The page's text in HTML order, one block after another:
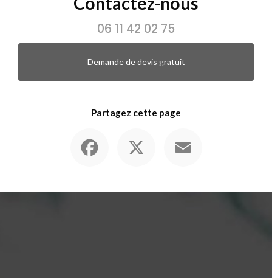
06 11 42 02 75
Demande de devis gratuit
Partagez cette page